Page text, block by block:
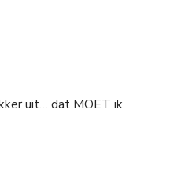
uit… dat MOET ik